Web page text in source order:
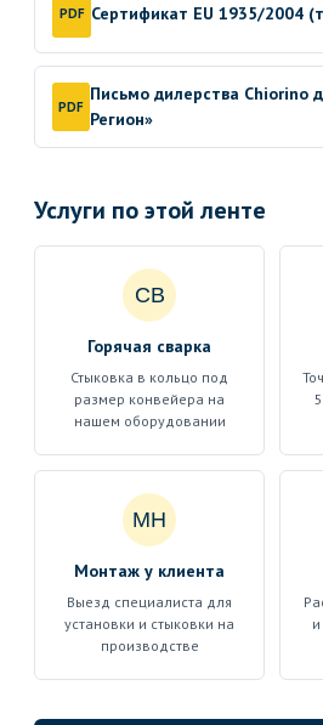
PDF Сертификат EU 1935/2004
PDF
Письмо дилерства Chiorino
Регион»
Услуги по этой ленте
СВ
Горячая сварка
Стыковка в кольцо под
размер конвейера на
нашем оборудовании
МН
Монтаж у клиента
Выезд специалиста для
установки и стыковки на
производстве